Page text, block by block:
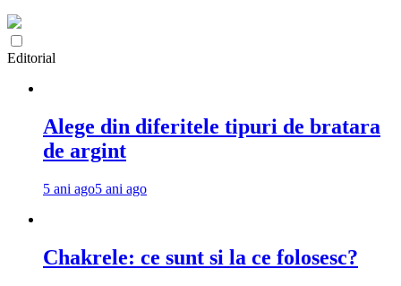
Editorial
Alege din diferitele tipuri de bratara
de argint
5 ani ago5 ani ago
Chakrele: ce sunt si la ce folosesc?